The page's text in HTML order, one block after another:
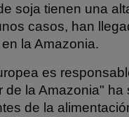
soja tienen una
casos, han
la Amazonia.
es
de la Amazonia"
de la